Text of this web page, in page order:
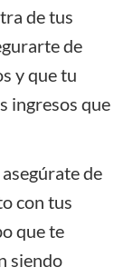
de tus
de
y que tu
ingresos que
de
con tus
que te
siendo